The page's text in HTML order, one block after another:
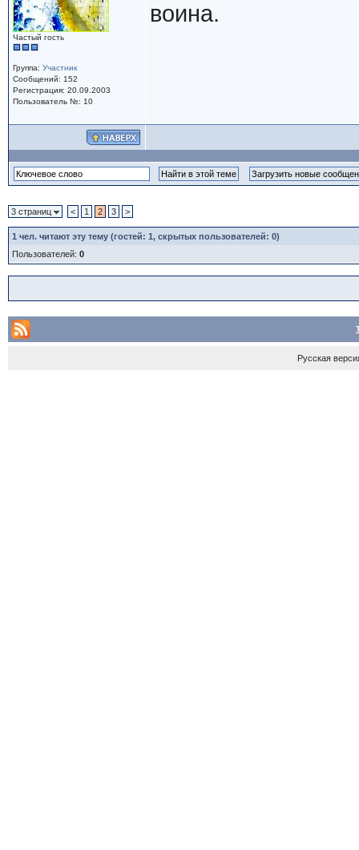
Частый гость
Группа: Участник
Сообщений: 152
Регистрация: 20.09.2003
Пользователь №: 10
воина.
3 страниц < 1 2 3 >
1 чел. читают эту тему (гостей: 1, скрытых пользователей: 0)
Пользователей: 0
Русская